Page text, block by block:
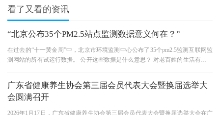
看了又看的资讯
“北京公布35个PM2.5站点监测数据意义何在？”
在过去的“十一黄金周”中，北京市环境监测中心公布了35个pm2.5监测互联网监
测网站的所有试运行数据。 公开这些数据是什么意思？ 对老百姓的生活有什么
广东省健康养生协会第三届会员代表大会暨换届选举大
会圆满召开
2026年1月17日，广东省健康养生协会第三届会员代表大会暨换届选举大会在广